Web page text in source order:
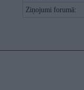
Ziņojumi forumā: